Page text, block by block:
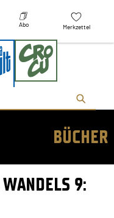
Abo Merkzettel
BÜCHER
9: